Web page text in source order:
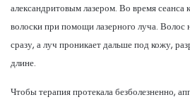
александритовым лазером. Во время сеанса
волоски при помощи лазерного луча. Волос
сразу, а луч проникает дальше под кожу,
длине.
Чтобы терапия протекала безболезненно,